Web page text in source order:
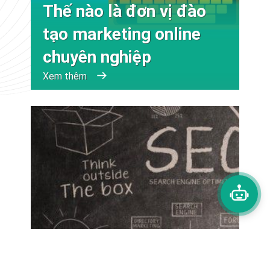
Thế nào là đơn vị đào
tạo marketing online
chuyên nghiệp
Xem thêm